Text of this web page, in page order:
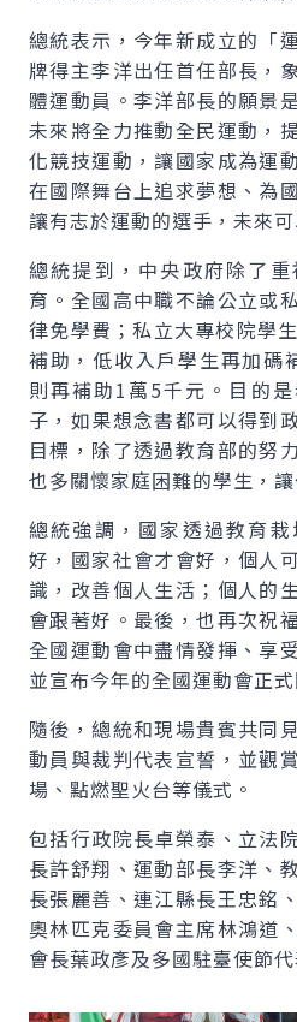
總統表示，今年新成立的「
牌得主李洋出任首任部長，
體運動員。李洋部長的願景
未來將全力推動全民運動，
化競技運動，讓國家成為運
在國際舞台上追求夢想、為
讓有志於運動的選手，未來
總統提到，中央政府除了
育。全國高中職不論公立或
律免學費；私立大專校院學
補助，低收入戶學生再加碼
則再補助1萬5千元。目的
子，如果想念書都可以得到
目標，除了透過教育部的努
也多關懷家庭困難的學生，
總統強調，國家透過教育
好，國家社會才會好，個人
識，改善個人生活；個人的
會跟著好。最後，也再次祝
全國運動會中盡情發揮、享
並宣布今年的全國運動會正式
隨後，總統和現場貴賓共同
動員與裁判代表宣誓，並觀
場、點燃聖火台等儀式。
包括行政院長卓榮泰、立法
長許舒翔、運動部長李洋、
長張麗善、連江縣長王忠銘
奧林匹克委員會主席林鴻道
會長葉政彥及多國駐臺使節